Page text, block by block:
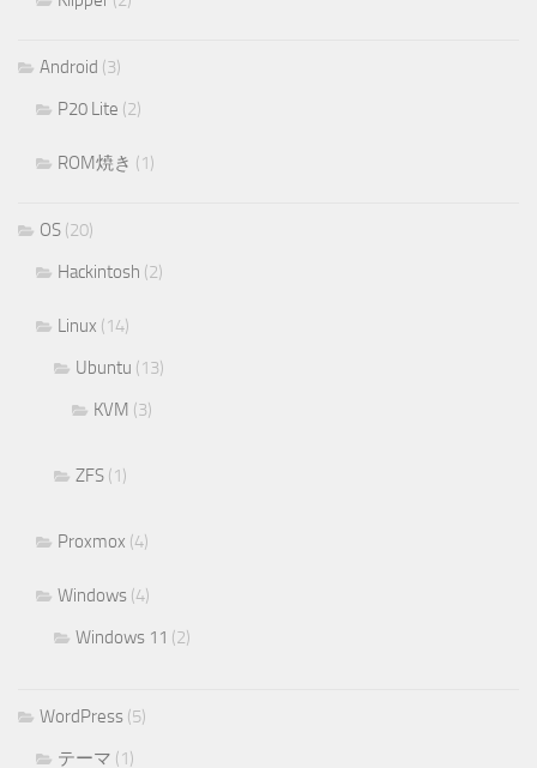
Android (3)
P20 Lite (2)
ROM焼き (1)
OS (20)
Hackintosh (2)
Linux (14)
Ubuntu (13)
KVM (3)
ZFS (1)
Proxmox (4)
Windows (4)
Windows 11 (2)
WordPress (5)
テーマ (1)